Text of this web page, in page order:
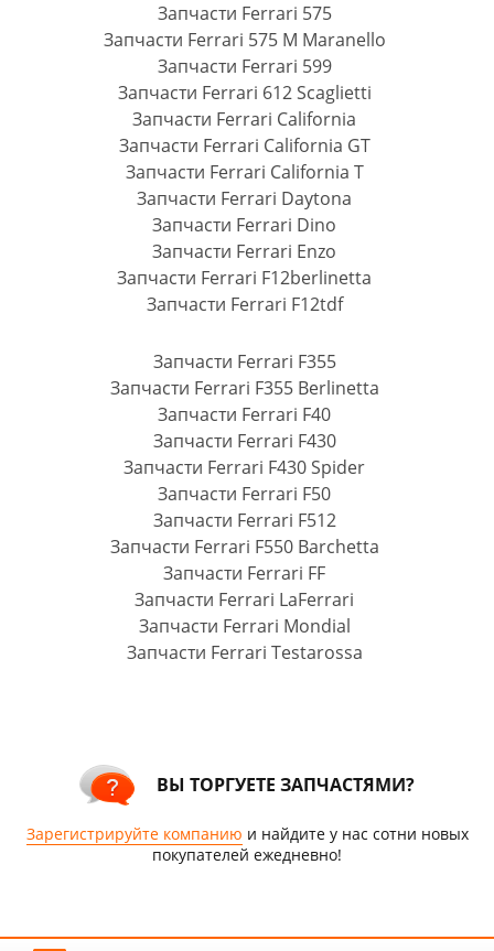
Запчасти Ferrari 575
Запчасти Ferrari 575 M Maranello
Запчасти Ferrari 599
Запчасти Ferrari 612 Scaglietti
Запчасти Ferrari California
Запчасти Ferrari California GT
Запчасти Ferrari California T
Запчасти Ferrari Daytona
Запчасти Ferrari Dino
Запчасти Ferrari Enzo
Запчасти Ferrari F12berlinetta
Запчасти Ferrari F12tdf
Запчасти Ferrari F355
Запчасти Ferrari F355 Berlinetta
Запчасти Ferrari F40
Запчасти Ferrari F430
Запчасти Ferrari F430 Spider
Запчасти Ferrari F50
Запчасти Ferrari F512
Запчасти Ferrari F550 Barchetta
Запчасти Ferrari FF
Запчасти Ferrari LaFerrari
Запчасти Ferrari Mondial
Запчасти Ferrari Testarossa
ВЫ ТОРГУЕТЕ ЗАПЧАСТЯМИ?
Зарегистрируйте компанию и найдите у нас сотни новых
покупателей ежедневно!